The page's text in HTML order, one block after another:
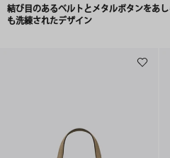
結び目のあるベルトとメタルボタンをあ
も洗練されたデザイン